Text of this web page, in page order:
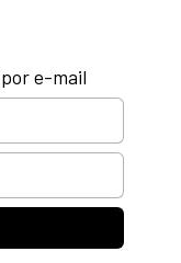
e-mail